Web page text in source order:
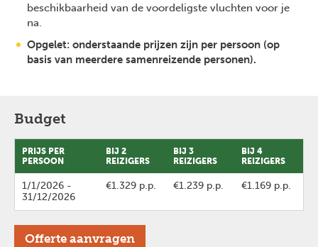
beschikbaarheid van de voordeligste vluchten voor je
na.
Opgelet: onderstaande prijzen zijn per persoon (op
basis van meerdere samenreizende personen).
Budget
PRIJS PER
PERSOON
BIJ 2
REIZIGERS
BIJ 3
REIZIGERS
BIJ 4
REIZIGERS
1/1/2026 -
31/12/2026
€1.329 p.p. €1.239 p.p. €1.169 p.p.
Offerte aanvragen